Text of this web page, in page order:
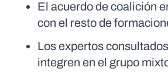
El acuerdo de coalición
con el resto de
Los expertos
integren en el grupo